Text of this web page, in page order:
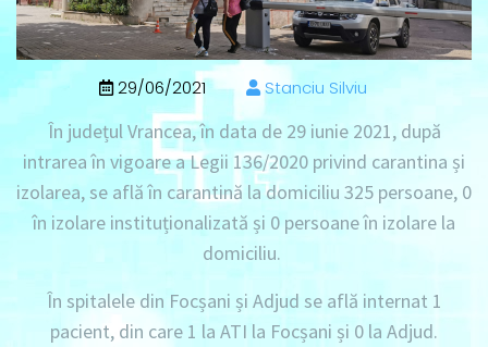
29/06/2021 Stanciu Silviu
În județul Vrancea, în data de 29 iunie 2021 , după
intrarea în vigoare a Legii 136/2020 privind carantina și
izolarea, se află în carantină la domiciliu 325 persoane, 0
în izolare instituționalizată și 0 persoane în izolare la
domiciliu.
În spitalele din Focșani și Adjud se află internat 1
pacient, din care 1 la ATI la Focșani și 0 la Adjud.